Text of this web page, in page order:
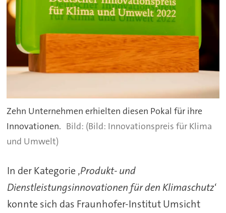
Zehn Unternehmen erhielten diesen Pokal für ihre
Innovationen.
(Bild: Innovationspreis für Klima
und Umwelt)
In der Kategorie ‚Produkt- und
Dienstleistungsinnovationen für den Klimaschutz‘
konnte sich das Fraunhofer-Institut Umsicht